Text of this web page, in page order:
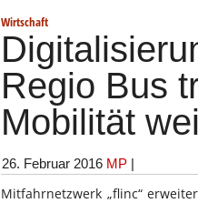
Wirtschaft
Regio Bus
Mobilität
26. Februar 2016 MP |
Mitfahrnetzwerk „flinc“